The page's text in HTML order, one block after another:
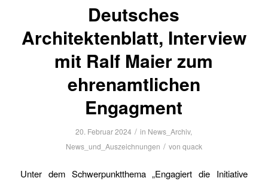
Deutsches
Architektenblatt, Interview
mit Ralf Maier zum
ehrenamtlichen
Engagment
20. Februar 2024 / in News_Archiv,
News_und_Auszeichnungen / von quack
Unter dem Schwerpunktthema „Engagiert die Initiative